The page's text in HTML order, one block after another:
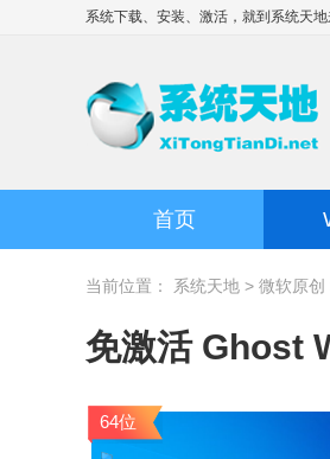
系统下载、安装、激活，就到 系统天地
首页
当前位置： 系统天地 > 微软原创
免激活 Ghost
64位